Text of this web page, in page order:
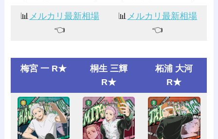
📊 メルカリ最新相場
👈️
📊 メルカリ最新相場
👈️
梅宮 一 R★
桐生 三輝
R★
柘浦 大河
R★